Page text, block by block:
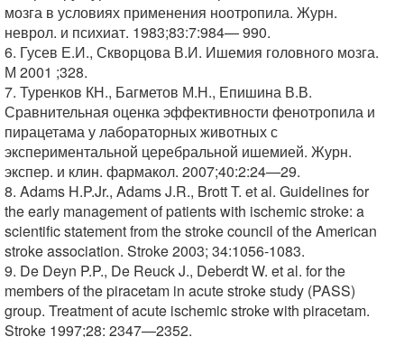
мозга в условиях применения ноотропила. Журн.
неврол. и психиат. 1983;83:7:984— 990.
6. Гусев Е.И., Скворцова В.И. Ишемия головного мозга.
М 2001 ;328.
7. Туренков КН., Багметов М.Н., Епишина В.В.
Сравнительная оценка эффективности фенотропила и
пирацетама у лабораторных животных с
экспериментальной церебральной ишемией. Журн.
экспер. и клин. фармакол. 2007;40:2:24—29.
8. Adams H.P.Jr., Adams J.R., Brott T. et al. Guidelines for
the early management of patients with ischemic stroke: a
scientific statement from the stroke council of the American
stroke association. Stroke 2003; 34:1056-1083.
9. De Deyn P.P., De Reuck J., Deberdt W. et al. for the
members of the piracetam in acute stroke study (PASS)
group. Treatment of acute ischemic stroke with piracetam.
Stroke 1997;28: 2347—2352.